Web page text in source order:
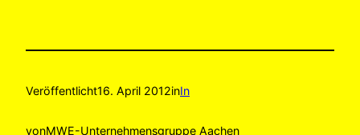
Veröffentlicht16. April 2012inIn
vonMWE-Unternehmensgruppe Aachen